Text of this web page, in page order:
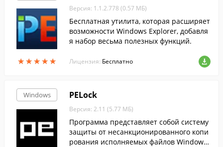
★★★★★
★★★★★
Версия: 1.1.2.778 (0.57 МБ)
Бесплатная утилита, которая расширяет
возможности Windows Explorer, добавля
я набор весьма полезных функций.
Лицензия: Бесплатно
Windows PELock
Версия: 2.11 (5.77 МБ)
Программа представляет собой систему
защиты от несанкционированного копи
рования исполняемых файлов Windows,